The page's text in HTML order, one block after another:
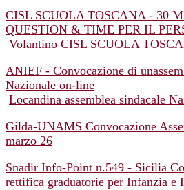
CISL SCUOLA TOSCANA - 30
QUESTION & TIME PER IL
Volantino CISL SCUOLA
ANIEF - Convocazione di
Nazionale on-line
Locandina assemblea sindacale
Gilda-UNAMS Convocazione
marzo 26
Snadir Info-Point n.549 - Sicilia
rettifica graduatorie per Infanzia e